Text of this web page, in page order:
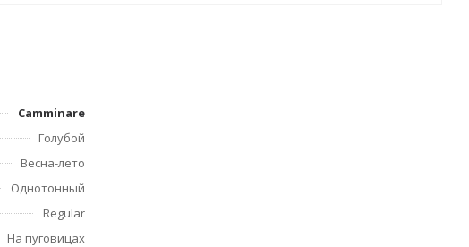
Camminare
Голубой
Весна-лето
Однотонный
Regular
На пуговицах